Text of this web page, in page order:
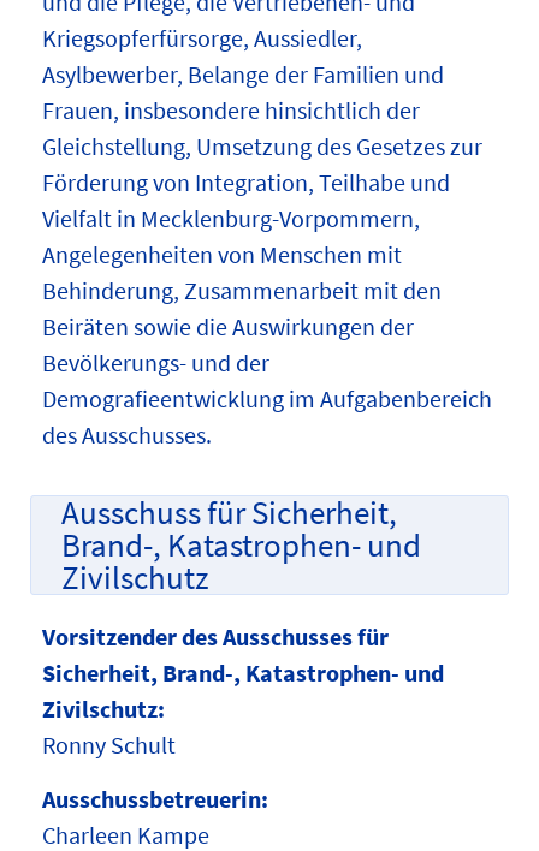
Kriegsopferfürsorge, Aussiedler,
Asylbewerber, Belange der Familien und
Frauen, insbesondere hinsichtlich der
Gleichstellung, Umsetzung des Gesetzes zur
Förderung von Integration, Teilhabe und
Vielfalt in Mecklenburg-Vorpommern,
Angelegenheiten von Menschen mit
Behinderung, Zusammenarbeit mit den
Beiräten sowie die Auswirkungen der
Bevölkerungs- und der
Demografieentwicklung im Aufgabenbereich
des Ausschusses.
Ausschuss für Sicherheit,
Brand-, Katastrophen- und
Zivilschutz
Vorsitzender des Ausschusses für
Sicherheit, Brand-, Katastrophen- und
Zivilschutz:
Ronny Schult
Ausschussbetreuerin:
Charleen Kampe